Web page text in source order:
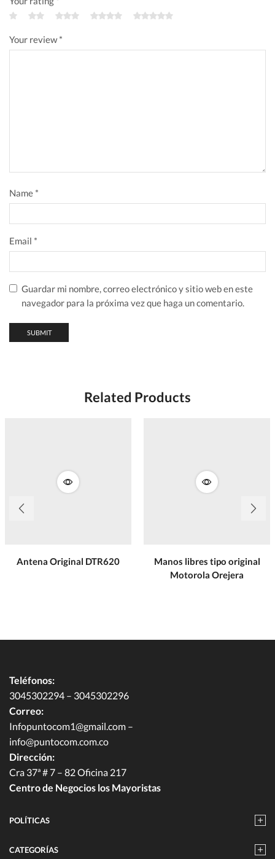
Your review*
Name *
Email *
Guardar mi nombre, correo electrónico y sitio web en este
navegador para la próxima vez que haga un comentario.
Related Products
Antena Original DTR620
Manos libres tipo original
Motorola Orejera
Teléfonos:
3045302294 – 3045302296
Correo:
Infopuntocom1@gmail.com –
info@puntocom.com.co
Dirección:
Cra 37ª # 7 – 82 Oficina 217
Centro de Negocios los Mayoristas
POLÍTICAS
CATEGORÍAS